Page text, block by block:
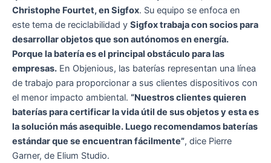
Christophe Fourtet, en Sigfox. Su equipo se enfoca en
este tema de reciclabilidad y Sigfox trabaja con socios para
desarrollar objetos que son autónomos en energía.
Porque la batería es el principal obstáculo para las
empresas. En Objenious, las baterías representan una línea
de trabajo para proporcionar a sus clientes dispositivos con
el menor impacto ambiental. “Nuestros clientes quieren
baterías para certificar la vida útil de sus objetos y esta es
la solución más asequible. Luego recomendamos baterías
estándar que se encuentran fácilmente”, dice Pierre
Garner, de Elium Studio.